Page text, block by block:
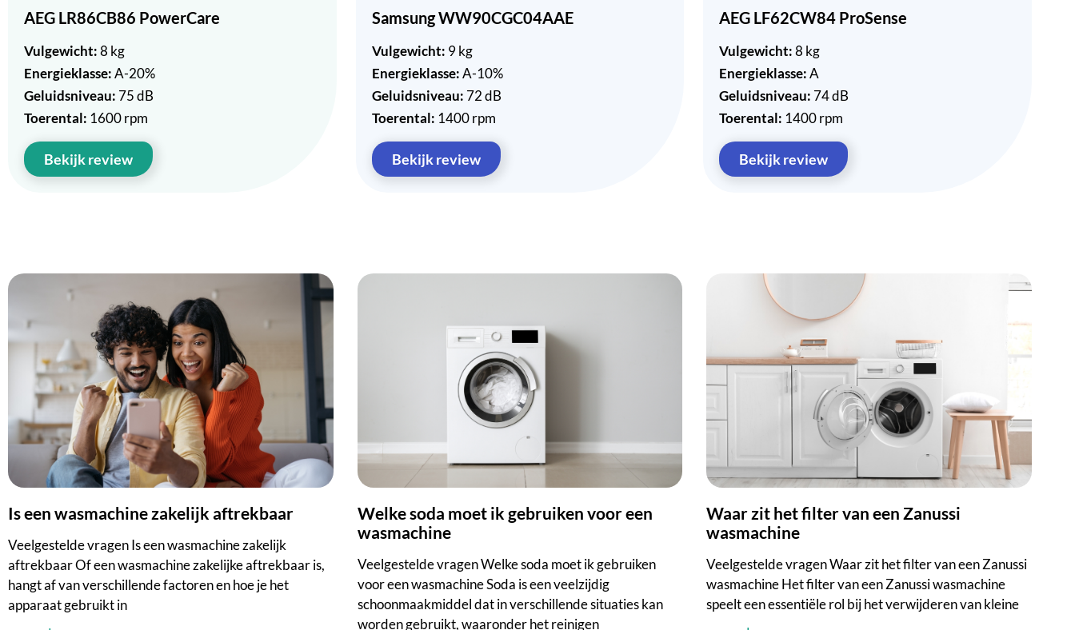
AEG LR86CB86 PowerCare
Vulgewicht:8 kg
Energieklasse:A-20%
Geluidsniveau: 75 dB
Toerental: 1600 rpm
Bekijk review
Samsung WW90CGC04AAE
Vulgewicht: 9 kg
Energieklasse:A-10%
Geluidsniveau: 72 dB
Toerental: 1400 rpm
Bekijk review
AEG LF62CW84 ProSense
Vulgewicht:8 kg
Energieklasse:A
Geluidsniveau: 74 dB
Toerental: 1400 rpm
Bekijk review
Is een wasmachine zakelijk aftrekbaar
Veelgestelde vragen Is een wasmachine zakelijk
aftrekbaar Of een wasmachine zakelijke aftrekbaar is,
hangt af van verschillende factoren en hoe je het
apparaat gebruikt in
Welke soda moet ik gebruiken voor een
wasmachine
Veelgestelde vragen Welke soda moet ik gebruiken
voor een wasmachine Soda is een veelzijdig
schoonmaakmiddel dat in verschillende situaties kan
worden gebruikt, waaronder het reinigen
Waar zit het filter van een Zanussi
wasmachine
Veelgestelde vragen Waar zit het filter van een Zanussi
wasmachine Het filter van een Zanussi wasmachine
speelt een essentiële rol bij het verwijderen van kleine